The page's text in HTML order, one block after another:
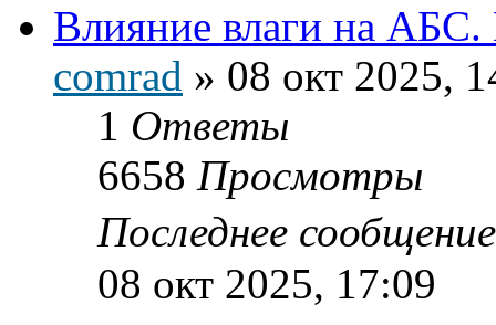
Влияние влаги на АБС.
comrad » 08 окт 2025,
1 Ответы
6658 Просмотры
Последнее
08 окт 2025, 17:09